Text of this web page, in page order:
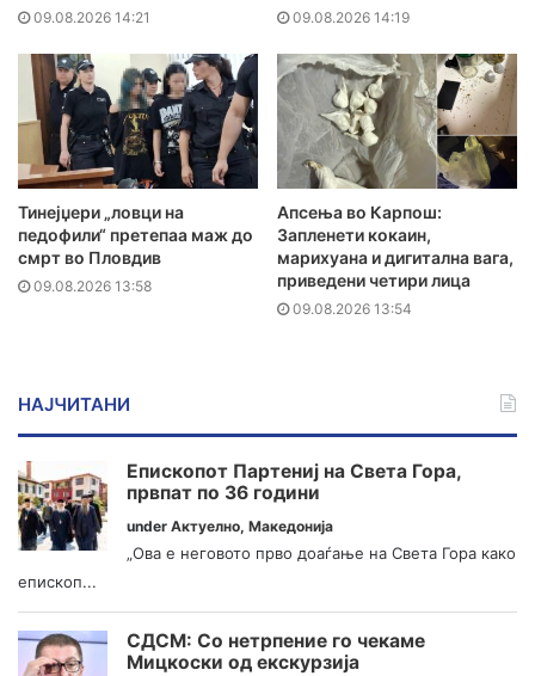
09.08.2026 14:21 09.08.2026 14:19
Тинејџери „ловци на
педофили“ претепаа маж до
смрт во Пловдив
09.08.2026 13:58
Апсења во Карпош:
Запленети кокаин,
марихуана и дигитална вага,
приведени четири лица
09.08.2026 13:54
НАЈЧИТАНИ
Епископот Партениј на Света Гора,
првпат по 36 години
under Актуелно, Македонија
„Ова е неговото прво доаѓање на Света Гора како
епископ...
СДСМ: Со нетрпение го чекаме
Мицкоски од екскурзија